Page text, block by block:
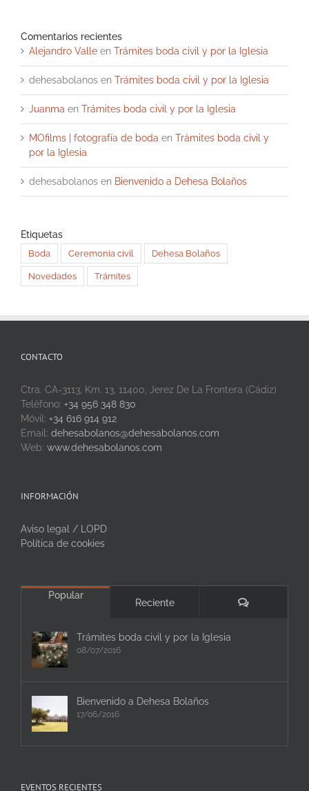
Comentarios recientes
Alejandro Valle en Trámites boda civil y por la Iglesia
dehesabolanos en Trámites boda civil y por la Iglesia
Juanma en Trámites boda civil y por la Iglesia
MOfilms | fotografía de boda en Trámites boda civil y
por la Iglesia
dehesabolanos en Bienvenido a Dehesa Bolaños
Etiquetas
Boda Ceremonia civil Dehesa Bolaños
Novedades Trámites
CONTACTO
Ctra. CA-3113, Km. 13, 11400, Jerez De La Frontera (Cádiz)
Teléfono: +34 956 348 830
Móvil: +34 616 914 912
Email: dehesabolanos@dehesabolanos.com
Web: www.dehesabolanos.com
INFORMACIÓN
Aviso legal / LOPD
Política de cookies
Popular
Reciente Comentarios
Trámites boda civil y por la Iglesia
08/07/2016
Bienvenido a Dehesa Bolaños
17/06/2016
EVENTOS RECIENTES